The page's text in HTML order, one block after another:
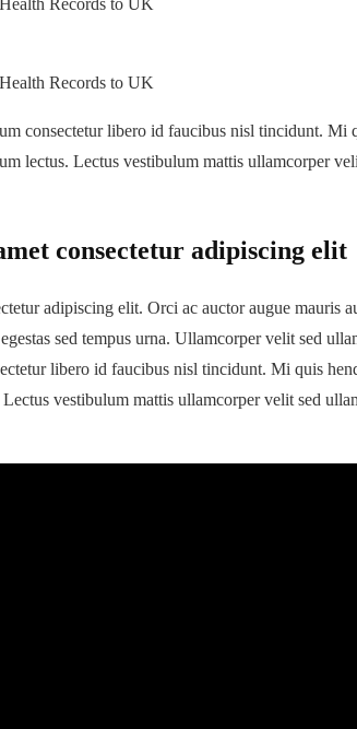
Records to UK
consectetur libero id faucibus nisl tincidunt. Mi
lectus. Lectus vestibulum mattis ullamcorper
consectetur adipiscing elit
adipiscing elit. Orci ac auctor augue mauris
sed tempus urna. Ullamcorper velit sed
libero id faucibus nisl tincidunt. Mi quis
vestibulum mattis ullamcorper velit sed